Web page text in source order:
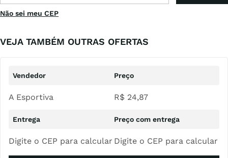
Não sei meu CEP
VEJA TAMBÉM OUTRAS OFERTAS
A Esportiva R$ 24,87
Digite o CEP para calcular Digite o CEP para calcular